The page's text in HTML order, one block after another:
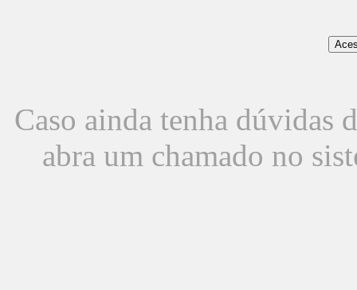
Caso ainda tenha dúvidas
abra um chamado no